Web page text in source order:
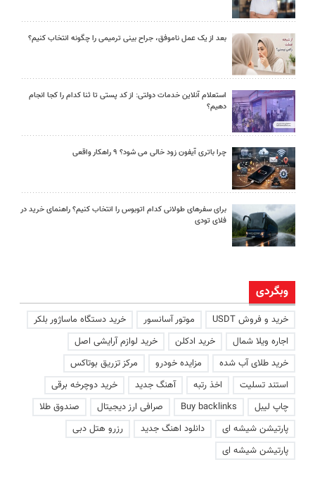
بعد از یک عمل ناموفق، جراح بینی ترمیمی را چگونه انتخاب کنیم؟
استعلام آنلاین خدمات دولتی: از کد پستی تا ثنا کدام را کجا انجام
دهیم؟
چرا باتری آیفون زود خالی می شود؟ ۹ راهکار واقعی
برای سفرهای طولانی کدام اتوبوس را انتخاب کنیم؟ راهنمای خرید در
فلای تودی
وبگردی
خرید و فروش USDT موتور آسانسور
خرید دستگاه ماساژور بلکر
اجاره ویلا شمال
خرید ادکلن
خرید لوازم آرایشی اصل
خرید طلای آب شده
مزایده خودرو
مرکز تزریق بوتاکس
استند تسلیت
اخذ رتبه آهنگ جدید
خرید دوچرخه برقی
چاپ لیبل
Buy backlinks صرافی ارز دیجیتال
صندوق طلا
پارتیشن شیشه ای
دانلود اهنگ جدید
رزرو هتل دبی
پارتیشن شیشه ای